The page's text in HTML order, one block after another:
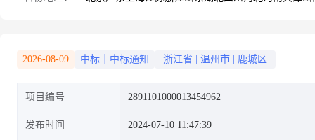
2026-08-09 中标｜中标通知 浙江省 温州市 鹿城区
项目编号 2891101000013454962
发布时间 2024-07-10 11:47:39